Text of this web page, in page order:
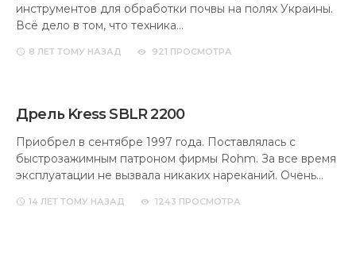
инструментов для обработки почвы на полях Украины.
Всё дело в том, что техника…
8 ЛЕТ ТОМУ НАЗАД 921 ПРОСМОТРА
Дрель Kress SBLR 2200
Приобрел в сентябре 1997 года. Поставлялась с
быстрозажимным патроном фирмы Rohm. За все время
эксплуатации не вызвала никаких нареканий. Очень…
14 ЛЕТ ТОМУ НАЗАД 1243 ПРОСМОТРА